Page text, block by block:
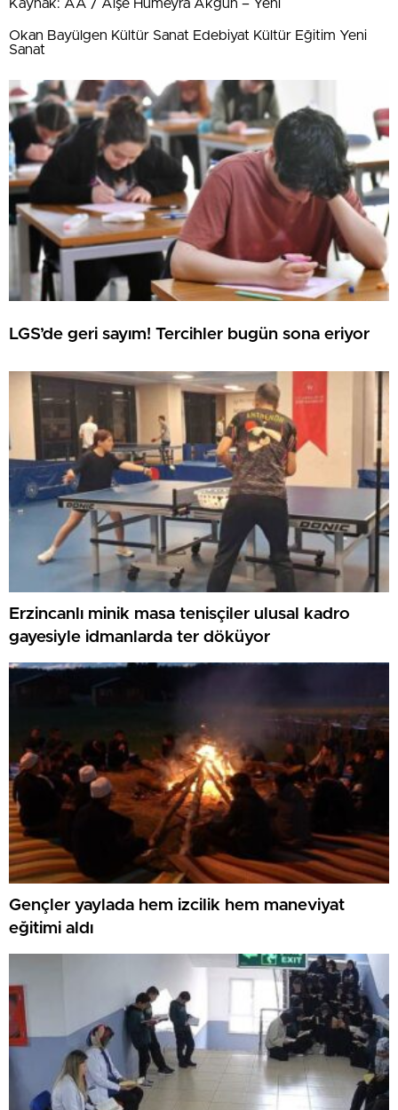
Kaynak: AA / Aişe Hümeyra Akgün – Yeni
Okan Bayülgen Kültür Sanat Edebiyat Kültür Eğitim Yeni
Sanat
LGS’de geri sayım! Tercihler bugün sona eriyor
Erzincanlı minik masa tenisçiler ulusal kadro
gayesiyle idmanlarda ter döküyor
Gençler yaylada hem izcilik hem maneviyat
eğitimi aldı